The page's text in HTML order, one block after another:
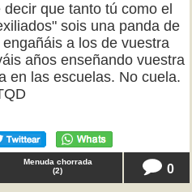
que tanto tú como el
sois una panda de
a los de vuestra
años enseñando vuestra
en las escuelas. No cuela.
Menuda chorrada
(2) 0